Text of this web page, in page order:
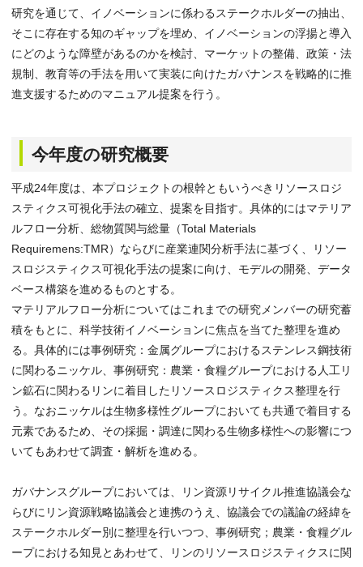
研究を通じて、イノベーションに係わるステークホルダーの抽出、
そこに存在する知のギャップを埋め、イノベーションの浮揚と導入
にどのような障壁があるのかを検討、マーケットの整備、政策・法
規制、教育等の手法を用いて実装に向けたガバナンスを戦略的に推
進支援するためのマニュアル提案を行う。
今年度の研究概要
平成24年度は、本プロジェクトの根幹ともいうべきリソースロジ
スティクス可視化手法の確立、提案を目指す。具体的にはマテリア
ルフロー分析、総物質関与総量（Total Materials
Requiremens:TMR）ならびに産業連関分析手法に基づく、リソー
スロジスティクス可視化手法の提案に向け、モデルの開発、データ
ベース構築を進めるものとする。
マテリアルフロー分析についてはこれまでの研究メンバーの研究蓄
積をもとに、科学技術イノベーションに焦点を当てた整理を進め
る。具体的には事例研究：金属グループにおけるステンレス鋼技術
に関わるニッケル、事例研究：農業・食糧グループにおける人工リ
ン鉱石に関わるリンに着目したリソースロジスティクス整理を行
う。なおニッケルは生物多様性グループにおいても共通で着目する
元素であるため、その採掘・調達に関わる生物多様性への影響につ
いてもあわせて調査・解析を進める。
ガバナンスグループにおいては、リン資源リサイクル推進協議会な
らびにリン資源戦略協議会と連携のうえ、協議会での議論の経緯を
ステークホルダー別に整理を行いつつ、事例研究；農業・食糧グル
ープにおける知見とあわせて、リンのリソースロジスティクスに関